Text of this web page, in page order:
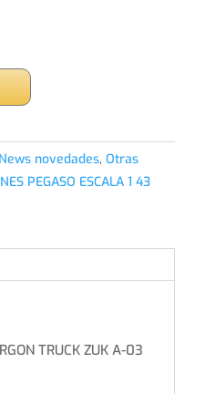
News novedades, Otras
PEGASO ESCALA 1 43
TRUCK ZUK A-03